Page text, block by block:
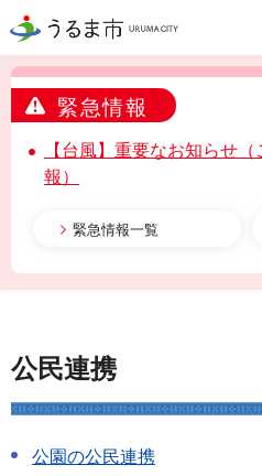
うるま市
緊急情報
【台風】重要なお知らせ
報）
緊急情報一覧
公民連携
公園の公民連携